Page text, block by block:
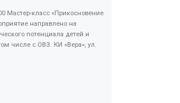
Мастер-класс «Прикосновение
направлено на
потенциала детей и
числе с ОВЗ. КИ «Вера», ул.